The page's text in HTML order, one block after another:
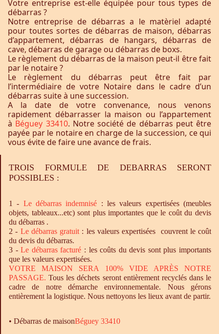
Votre entreprise est-elle équipée pour tous types de
débarras ?
Notre entreprise de débarras a le matèriel adapté
pour toutes sortes de débarras de maison, débarras
d’appartement, débarras de hangars, débarras de
cave, débarras de garage ou débarras de boxs.
Le règlement du débarras de la maison peut-il être fait
par le notaire ?
Le règlement du débarras peut être fait par
l’intermédiaire de votre Notaire dans le cadre d’un
débarras suite à une succession.
A la date de votre convenance, nous venons
rapidement débarrasser la maison ou l’appartement
à Béguey 33410. Notre société de débarras peut être
payée par le notaire en charge de la succession, ce qui
vous évite de faire une avance de frais.
TROIS FORMULE DE DEBARRAS SERONT
POSSIBLES :
1 - Ledébarras indemnisé : les valeurs expertisées (meubles
objets, tableaux...etc) sont plus importantes que le coût du devis
du débarras .
2 - Le débarrasgratuit : les valeurs expertisées couvrent le coût
du devis du débarras.
3 -Le débarrasfacturé : les coûts du devis sont plus importants
que les valeurs expertisées.
VOTRE MAISON SERA 100% VIDE APRÈS NOTRE
PASSAGE. Tous les déchets seront entièrement recyclés dans le
cadre de notre démarche environnementale. Nous gérons
entièrement la logistique. Nous nettoyons les lieux avant de partir.
• Débarras de maisonBéguey 33410